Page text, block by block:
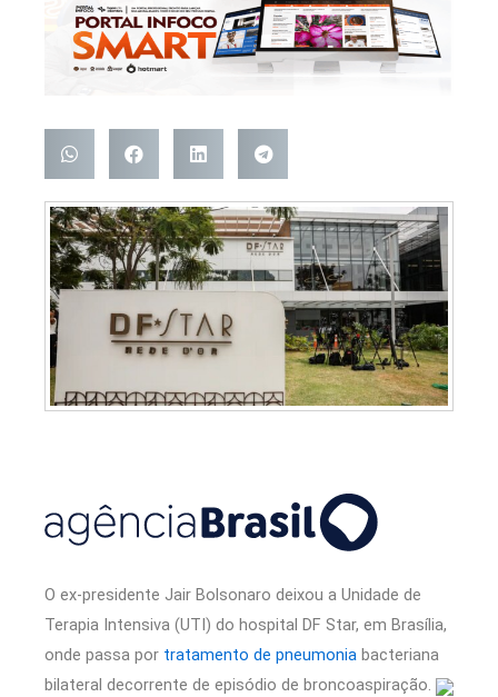
O ex-presidente Jair Bolsonaro deixou a Unidade de
Terapia Intensiva (UTI) do hospital DF Star, em Brasília,
onde passa por tratamento de pneumonia bacteriana
bilateral decorrente de episódio de broncoaspiração.